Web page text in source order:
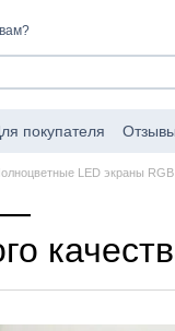
покупателя
LED экраны
—